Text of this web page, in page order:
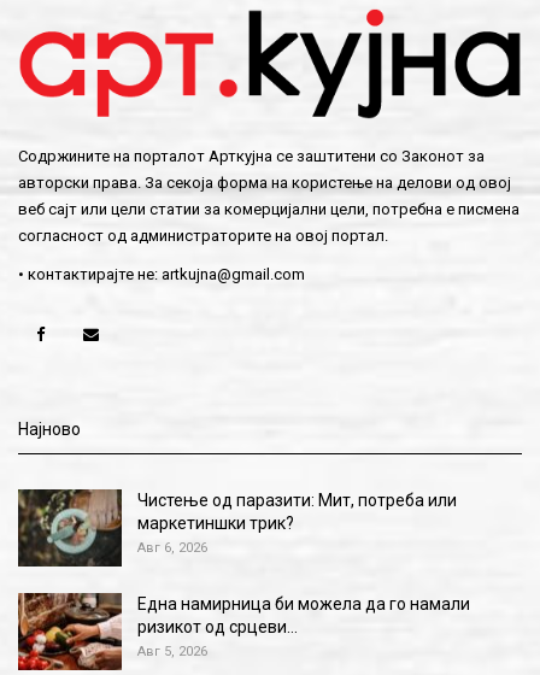
Содржините на порталот Арткујна се заштитени со Законот за
авторски права. За секоја форма на користење на делови од овој
веб сајт или цели статии за комерцијални цели, потребна е писмена
согласност од администраторите на овој портал.
• контактирајте не: artkujna@gmail.com
Најново
Чистење од паразити: Мит, потреба или
маркетиншки трик?
Авг 6, 2026
Една намирница би можела да го намали
ризикот од срцеви…
Авг 5, 2026